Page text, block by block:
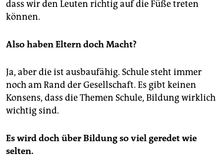
dass wir den Leuten richtig auf die Füße treten
können.
Also haben Eltern doch Macht?
Ja, aber die ist ausbaufähig. Schule steht immer
noch am Rand der Gesellschaft. Es gibt keinen
Konsens, dass die Themen Schule, Bildung wirklich
wichtig sind.
Es wird doch über Bildung so viel geredet wie
selten.